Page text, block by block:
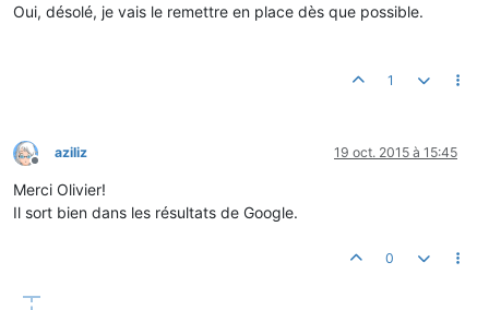
Oui, désolé, je vais le remettre en place dès que possible.
1
Hors-ligne
aziliz 19 oct. 2015 à 15:45
Merci Olivier!
Il sort bien dans les résultats de Google.
0